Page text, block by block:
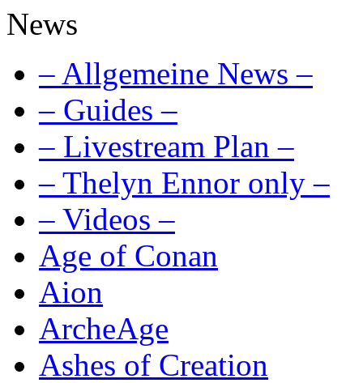
News
– Allgemeine News –
– Guides –
– Livestream Plan –
– Thelyn Ennor only –
– Videos –
Age of Conan
Aion
ArcheAge
Ashes of Creation